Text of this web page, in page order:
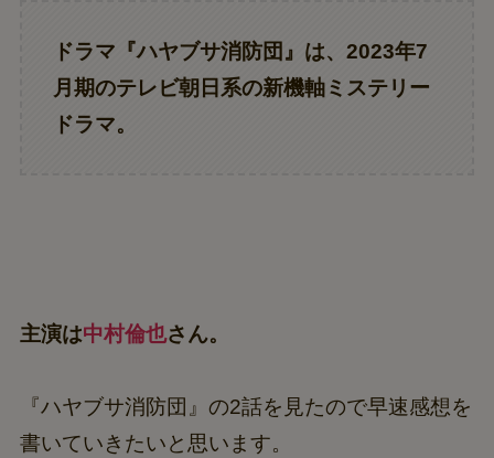
ドラマ『ハヤブサ消防団』は、2023年7
月期のテレビ朝日系の新機軸ミステリー
ドラマ。
主演は中村倫也さん。
『ハヤブサ消防団』の2話を見たので早速感想を
書いていきたいと思います。